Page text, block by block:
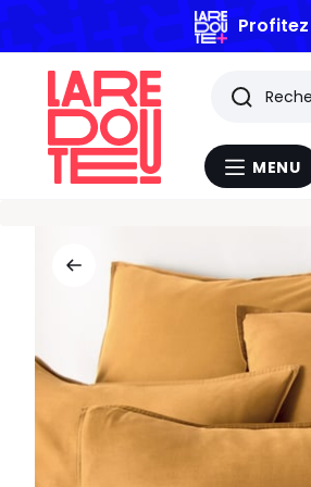
Menu
MENU
Les